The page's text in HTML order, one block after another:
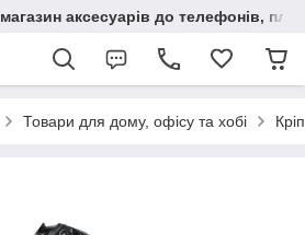
аксесуарів до телефонів,
Товари для дому, офісу та хобі